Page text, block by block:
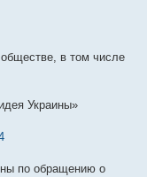
в том числе
Украины»
по обращению о